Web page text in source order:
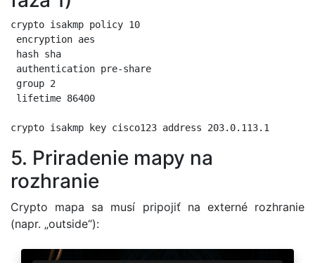
crypto isakmp policy 10
encryption aes
hash sha
authentication pre-share
group 2
lifetime 86400
5. Priradenie mapy na
rozhranie
Crypto mapa sa musí pripojiť na externé rozhranie
(napr. „outside“):